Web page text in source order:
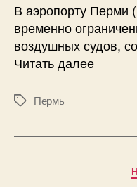
В аэропорту Перми
временно
воздушных судов,
Читать далее
МеткиПермь